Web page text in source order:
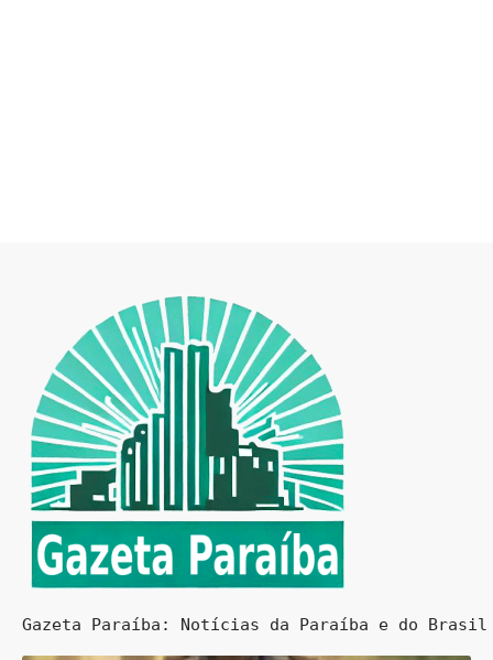
Gazeta Paraíba: Notícias da Paraíba e do